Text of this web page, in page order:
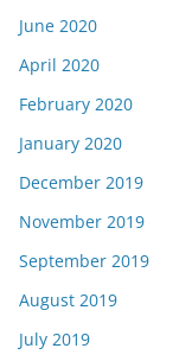
June 2020
April 2020
February 2020
January 2020
December 2019
November 2019
September 2019
August 2019
July 2019